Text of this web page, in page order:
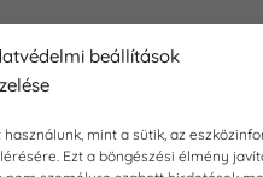
beállítások
mint a sütik, az
Ezt a böngészési élmény
feltételek